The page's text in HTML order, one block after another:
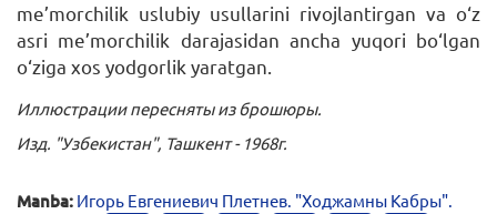
me’morchilik uslubiy usullarini rivojlantirgan va o‘z
asri me’morchilik darajasidan ancha yuqori bo‘lgan
o‘ziga xos yodgorlik yaratgan.
Иллюстрации пересняты из брошюры.
Изд. "Узбекистан", Ташкент - 1968г.
Manba: Игорь Евгениевич Плетнев. "Ходжамны Кабры".